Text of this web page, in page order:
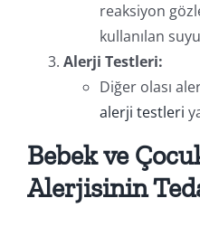
reaksiyon
kullanılan
Alerji Testleri:
Diğer olası
alerji testleri
Bebek ve
Alerjisinin